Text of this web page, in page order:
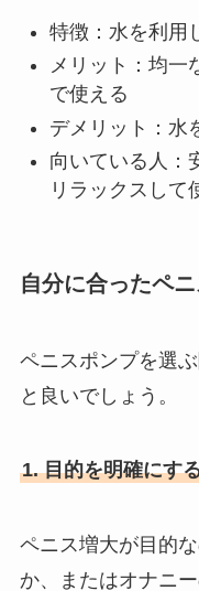
特徴：水を利用
メリット：均一
で使える
デメリット：水
向いている人：
リラックスして
自分に合ったペ
ペニスポンプを選
と良いでしょう。
1. 目的を明確にす
ペニス増大が目的
か、またはオナニ